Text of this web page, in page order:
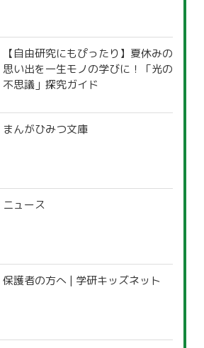
【自由研究にもぴったり】夏休みの
思い出を一生モノの学びに！「光の
不思議」探究ガイド
まんがひみつ文庫
ニュース
保護者の方へ | 学研キッズネット